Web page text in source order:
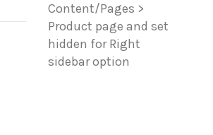
Content/Pages >
Product page and set
hidden for Right
sidebar option